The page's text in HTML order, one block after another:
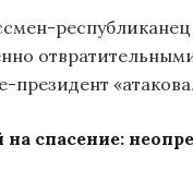
президент
на спасение: